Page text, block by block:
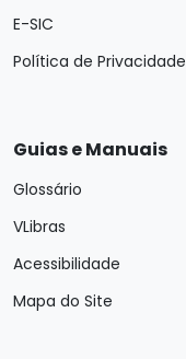
E-SIC
Política de Privacidade
Guias e Manuais
Glossário
VLibras
Acessibilidade
Mapa do Site